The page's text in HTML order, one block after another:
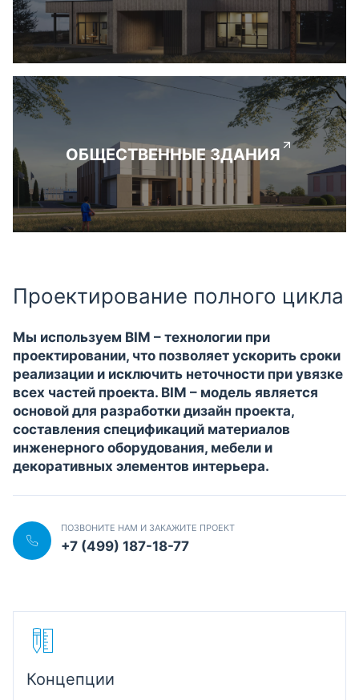
ОБЩЕСТВЕННЫЕ ЗДАНИЯ
Проектирование полного цикла
Мы используем BIM – технологии при
проектировании, что позволяет ускорить сроки
реализации и исключить неточности при увязке
всех частей проекта. BIM – модель является
основой для разработки дизайн проекта,
составления спецификаций материалов
инженерного оборудования, мебели и
декоративных элементов интерьера.
ПОЗВОНИТЕ НАМ И ЗАКАЖИТЕ ПРОЕКТ
+7 (499) 187-18-77
Концепции